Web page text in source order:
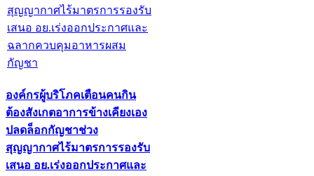
องค์กรผู้บริโภคเตือนคนกิน
ต้องสังเกตอาการข้างเคียงเอง
ปลดล็อกกัญชาช่วง
สุญญากาศไร้มาตรการรองรับ
เสนอ อย.เร่งออกประกาศและ